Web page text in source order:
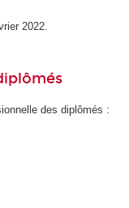
2022.
des diplômés :